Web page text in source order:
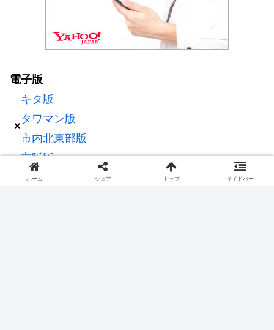
×
電子版
キタ版
タワマン版
市内北東部版
京阪版
おやこ新聞
ホーム シェア トップ サイドバー